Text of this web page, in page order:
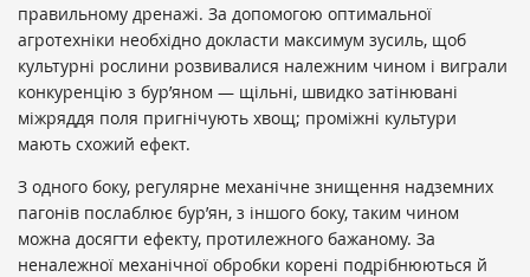
правильному дренажі. За допомогою оптимальної
агротехніки необхідно докласти максимум зусиль, щоб
культурні рослини розвивалися належним чином і виграли
конкуренцію з бур’яном — щільні, швидко затінювані
міжряддя поля пригнічують хвощ; проміжні культури
мають схожий ефект.
З одного боку, регулярне механічне знищення надземних
пагонів послаблює бур’ян, з іншого боку, таким чином
можна досягти ефекту, протилежного бажаному. За
неналежної механічної обробки корені подрібнюються й